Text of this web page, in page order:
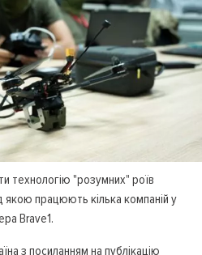
технологію "розумних" роїв
якою працюють кілька компаній у
Brave1.
з посиланням на публікацію